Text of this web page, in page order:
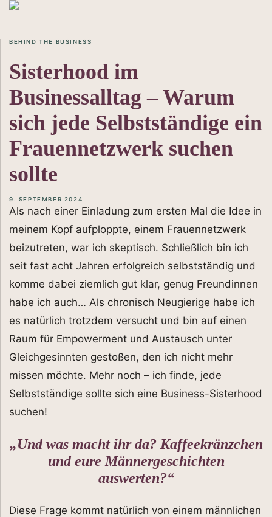
BEHIND THE BUSINESS
Sisterhood im
Businessalltag – Warum
sich jede Selbstständige ein
Frauennetzwerk suchen
sollte
9. SEPTEMBER 2024
Als nach einer Einladung zum ersten Mal die Idee in
meinem Kopf aufploppte, einem Frauennetzwerk
beizutreten, war ich skeptisch. Schließlich bin ich
seit fast acht Jahren erfolgreich selbstständig und
komme dabei ziemlich gut klar, genug Freundinnen
habe ich auch… Als chronisch Neugierige habe ich
es natürlich trotzdem versucht und bin auf einen
Raum für Empowerment und Austausch unter
Gleichgesinnten gestoßen, den ich nicht mehr
missen möchte. Mehr noch – ich finde, jede
Selbstständige sollte sich eine Business-Sisterhood
suchen!
„Und was macht ihr da? Kaffeekränzchen
und eure Männergeschichten
auswerten?“
Diese Frage kommt natürlich von einem männlichen